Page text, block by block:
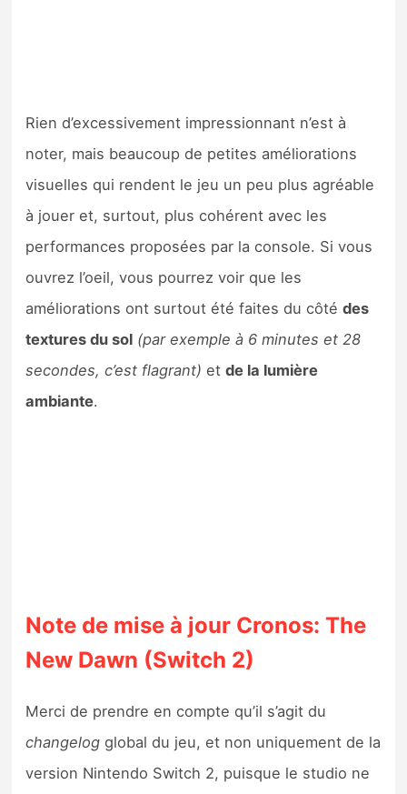
Rien d’excessivement impressionnant n’est à
noter, mais beaucoup de petites améliorations
visuelles qui rendent le jeu un peu plus agréable
à jouer et, surtout, plus cohérent avec les
performances proposées par la console. Si vous
ouvrez l’oeil, vous pourrez voir que les
améliorations ont surtout été faites du côtédes
textures du sol (par exemple à 6 minutes et 28
secondes, c’est flagrant) etde la lumière
ambiante.
Note de mise à jour Cronos: The
New Dawn (Switch 2)
Merci de prendre en compte qu’il s’agit du
changelog global du jeu, et non uniquement de la
version Nintendo Switch 2, puisque le studio ne